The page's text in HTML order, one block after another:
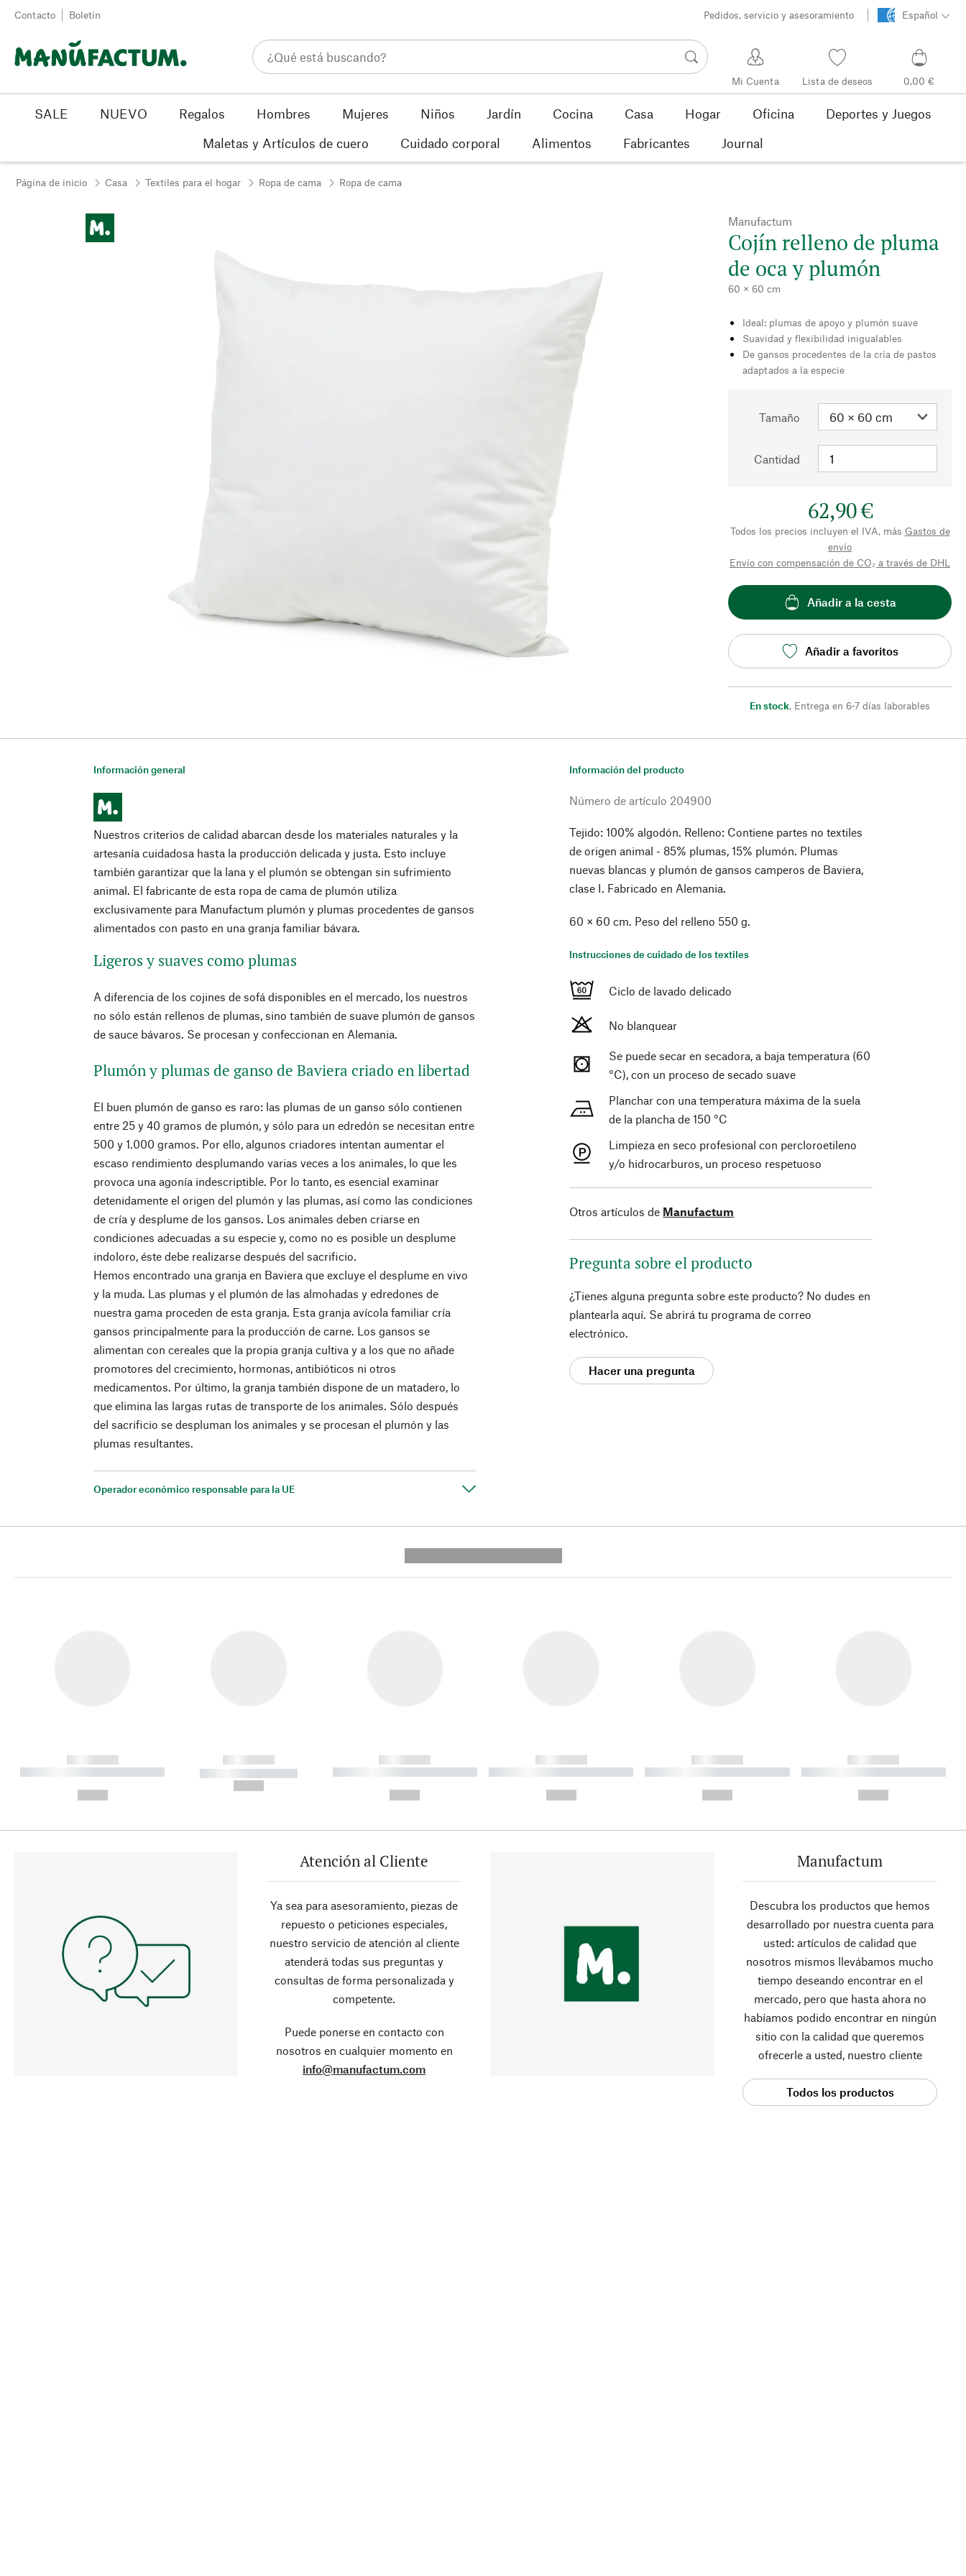
Ir al contenido
Contacto Boletín Pedidos, servicio y asesoramiento Español
Mi Cuenta Lista de deseos 0,00 €
SALE NUEVO Regalos Hombres Mujeres Niños Jardín Cocina Casa Hogar Oficina
Deportes y Juegos
Maletas y Artículos de cuero
Cuidado corporal Alimentos Fabricantes Journal
Página de inicio Casa Textiles para el hogar Ropa de cama Ropa de cama
Manufactum
Cojín relleno de pluma
de oca y plumón
60 × 60 cm
Ideal: plumas de apoyo y plumón suave
Suavidad y flexibilidad inigualables
De gansos procedentes de la cría de pastos
adaptados a la especie
Tamaño
Cantidad
62,90 €
Todos los precios incluyen el IVA, más Gastos de
envío
Envío con compensación de CO₂ a través de DHL
Añadir a la cesta
Añadir a favoritos
En stock, Entrega en 6-7 días laborables
Información general
Nuestros criterios de calidad abarcan desde los materiales naturales y la
artesanía cuidadosa hasta la producción delicada y justa. Esto incluye
también garantizar que la lana y el plumón se obtengan sin sufrimiento
animal. El fabricante de esta ropa de cama de plumón utiliza
exclusivamente para Manufactum plumón y plumas procedentes de gansos
alimentados con pasto en una granja familiar bávara.
Ligeros y suaves como plumas
A diferencia de los cojines de sofá disponibles en el mercado, los nuestros
no sólo están rellenos de plumas, sino también de suave plumón de gansos
de sauce bávaros. Se procesan y confeccionan en Alemania.
Plumón y plumas de ganso de Baviera criado en libertad
El buen plumón de ganso es raro: las plumas de un ganso sólo contienen
entre 25 y 40 gramos de plumón, y sólo para un edredón se necesitan entre
500 y 1.000 gramos. Por ello, algunos criadores intentan aumentar el
escaso rendimiento desplumando varias veces a los animales, lo que les
provoca una agonía indescriptible. Por lo tanto, es esencial examinar
detenidamente el origen del plumón y las plumas, así como las condiciones
de cría y desplume de los gansos. Los animales deben criarse en
condiciones adecuadas a su especie y, como no es posible un desplume
indoloro, éste debe realizarse después del sacrificio.
Hemos encontrado una granja en Baviera que excluye el desplume en vivo
y la muda. Las plumas y el plumón de las almohadas y edredones de
nuestra gama proceden de esta granja. Esta granja avícola familiar cría
gansos principalmente para la producción de carne. Los gansos se
alimentan con cereales que la propia granja cultiva y a los que no añade
promotores del crecimiento, hormonas, antibióticos ni otros
medicamentos. Por último, la granja también dispone de un matadero, lo
que elimina las largas rutas de transporte de los animales. Sólo después
del sacrificio se despluman los animales y se procesan el plumón y las
plumas resultantes.
Operador económico responsable para la UE
Información del producto
Número de artículo 204900
Tejido: 100% algodón. Relleno: Contiene partes no textiles
de origen animal - 85% plumas, 15% plumón. Plumas
nuevas blancas y plumón de gansos camperos de Baviera,
clase I. Fabricado en Alemania.
60 × 60 cm. Peso del relleno 550 g.
Instrucciones de cuidado de los textiles
Ciclo de lavado delicado
No blanquear
Se puede secar en secadora, a baja temperatura (60
°C), con un proceso de secado suave
Planchar con una temperatura máxima de la suela
de la plancha de 150 °C
Limpieza en seco profesional con percloroetileno
y/o hidrocarburos, un proceso respetuoso
Otros artículos de Manufactum
Pregunta sobre el producto
¿Tienes alguna pregunta sobre este producto? No dudes en
plantearla aquí. Se abrirá tu programa de correo
electrónico.
Hacer una pregunta
------------
----------- ----------- ----------
------------
----------- -----------
------------
----------- ----------- ----------
------------
----------- ----------- ----------
------------
----------- ----------- ----------
------------
----------- ----------- ----------
Atención al Cliente
Ya sea para asesoramiento, piezas de
repuesto o peticiones especiales,
nuestro servicio de atención al cliente
atenderá todas sus preguntas y
consultas de forma personalizada y
competente.
Puede ponerse en contacto con
nosotros en cualquier momento en
info@manufactum.com
Manufactum
Descubra los productos que hemos
desarrollado por nuestra cuenta para
usted: artículos de calidad que
nosotros mismos llevábamos mucho
tiempo deseando encontrar en el
mercado, pero que hasta ahora no
habíamos podido encontrar en ningún
sitio con la calidad que queremos
ofrecerle a usted, nuestro cliente
Todos los productos